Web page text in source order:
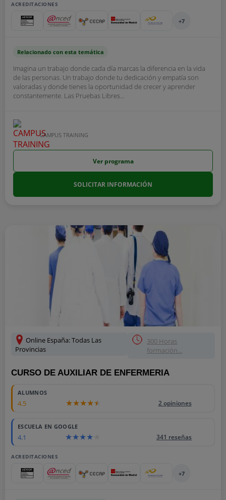
ACREDITACIONES
+7
Relacionado con esta temática
Imagina un trabajo donde cada día marcas la diferencia en la vida
de las personas. Un trabajo donde tu dedicación y empatía son
valoradas y donde tienes la oportunidad de crecer y aprender
constantemente. Las Pruebas Libres...
CAMPUS TRAINING
Ver programa
SOLICITAR INFORMACIÓN
Online España: Todas Las
Provincias
300 Horas
formación...
CURSO DE AUXILIAR DE ENFERMERIA
ALUMNOS
4.5 2 opiniones
ESCUELA EN GOOGLE
4.1 341 reseñas
ACREDITACIONES
+7